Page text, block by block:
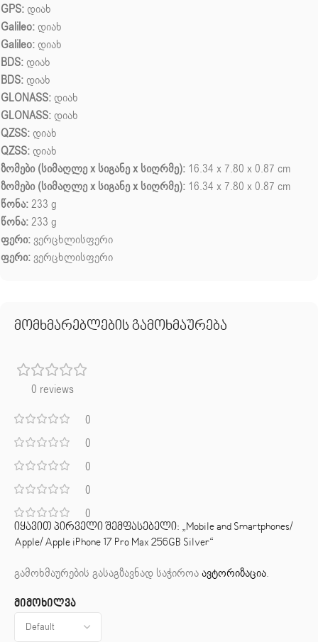
GPS: დიახ
Galileo: დიახ
Galileo: დიახ
BDS: დიახ
BDS: დიახ
GLONASS: დიახ
GLONASS: დიახ
QZSS: დიახ
QZSS: დიახ
ზომები (სიმაღლე x სიგანე x სიღრმე): 16.34 x 7.80 x 0.87 cm
ზომები (სიმაღლე x სიგანე x სიღრმე): 16.34 x 7.80 x 0.87 cm
წონა:233 g
წონა:233 g
ფერი:ვერცხლისფერი
ფერი:ვერცხლისფერი
მომხმარებლების გამოხმაურება
0 reviews
0
0
0
0
0
მიმოხილვა
იყავით პირველი შემფასებელი: „Mobile and Smartphones/
Apple/ Apple iPhone 17 Pro Max 256GB Silver“
გამოხმაურების გასაგზავნად საჭიროაავტორიზაცია.